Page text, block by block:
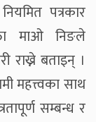
पत्रकार
माओ निङले
राख्ने बताइन् ।
महत्त्वका साथ
सम्बन्ध र